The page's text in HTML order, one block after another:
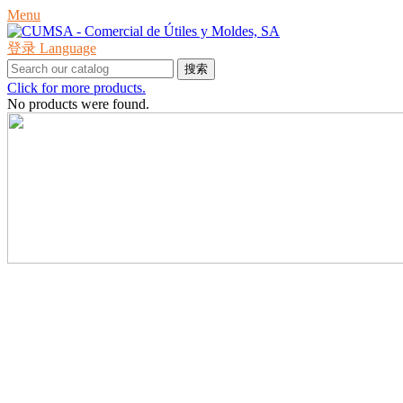
Menu
登录 Language
搜索
Click for more products.
No products were found.